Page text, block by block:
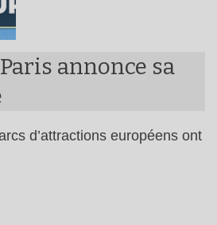
annonce sa
d’attractions européens ont